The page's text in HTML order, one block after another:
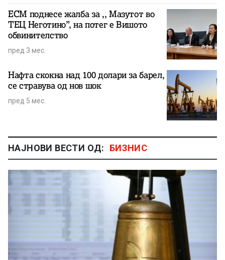
ЕСМ поднесе жалба за ,, Мазутот во
ТЕЦ Неготино”, на потег е Вишото
обвинителство
пред 3 мес.
Нафта скокна над 100 долари за барел,
се стравува од нов шок
пред 5 мес.
НАЈНОВИ ВЕСТИ ОД: БИЗНИС